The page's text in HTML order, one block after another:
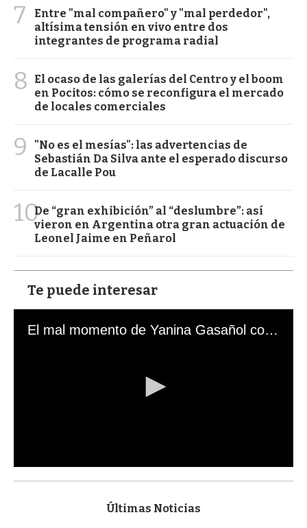
7
Entre "mal compañero" y "mal perdedor",
altísima tensión en vivo entre dos
integrantes de programa radial
8
El ocaso de las galerías del Centro y el boom
en Pocitos: cómo se reconfigura el mercado
de locales comerciales
9
"No es el mesías": las advertencias de
Sebastián Da Silva ante el esperado discurso
de Lacalle Pou
10De “gran exhibición” al “deslumbre”: así
vieron en Argentina otra gran actuación de
Leonel Jaime en Peñarol
Te puede interesar
El mal momento de Yanina Gasañol con un hincha argentino en "Subrayado"
s
Últimas Noticias